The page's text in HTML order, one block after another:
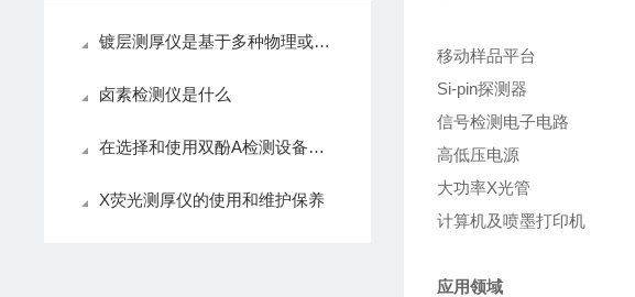
镀层测厚仪是基于多种物理或化学原理设计的
卤素检测仪是什么
在选择和使用双酚A检测设备时，需要注意以下几点
X荧光测厚仪的使用和维护保养
移动样品平台
Si-pin探测器
信号检测电子电路
高低压电源
大功率X光管
计算机及喷墨打印机
应用领域